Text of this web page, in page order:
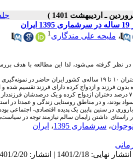
جلد 21 شماره 2 صفحات
، ملیحه علی مندگاری1
بدون فرزند و ازدواج کرده دارای فرزند تقسیم شده
در سنین پایین یک پدیده اقتصادی- اجتماعی
راستای داشتن زایمان سالم نیازمند توجه در
، سرشماری 1395 ، ایران